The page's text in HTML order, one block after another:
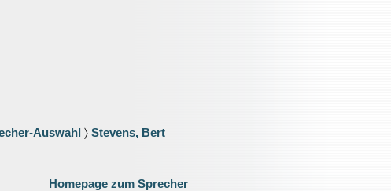
Auswahl 〉 Stevens, Bert
Homepage zum Sprecher